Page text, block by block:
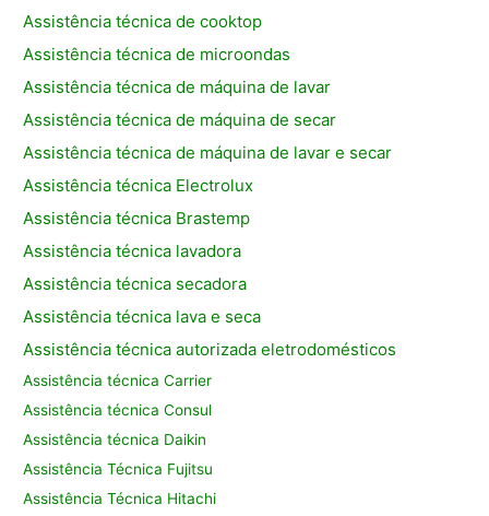
Assistência técnica de cooktop
Assistência técnica de microondas
Assistência técnica de máquina de lavar
Assistência técnica de máquina de secar
Assistência técnica de máquina de lavar e secar
Assistência técnica Electrolux
Assistência técnica Brastemp
Assistência técnica lavadora
Assistência técnica secadora
Assistência técnica lava e seca
Assistência técnica autorizada eletrodomésticos
Assistência técnica Carrier
Assistência técnica Consul
Assistência técnica Daikin
Assistência Técnica Fujitsu
Assistência Técnica Hitachi